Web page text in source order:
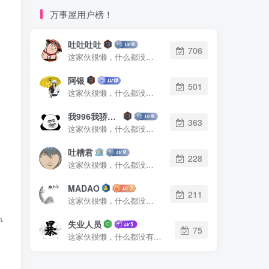
sudo curl -o /etc/apt/trusted.gpg.d/mariadb-
mysqld.sock port = 3306 basedir = /usr datadir = /
万事屋用户榜！
吐吐吐吐
这家伙很懒，什么都没有写...
706
阿银
这家伙很懒，什么都没有写...
501
我996我骄傲了么
这家伙很懒，什么都没有写...
363
吐槽君
这家伙很懒，什么都没有写...
228
MADAO
这家伙很懒，什么都没有写...
211
失业人员
这家伙很懒，什么都没有写...
75